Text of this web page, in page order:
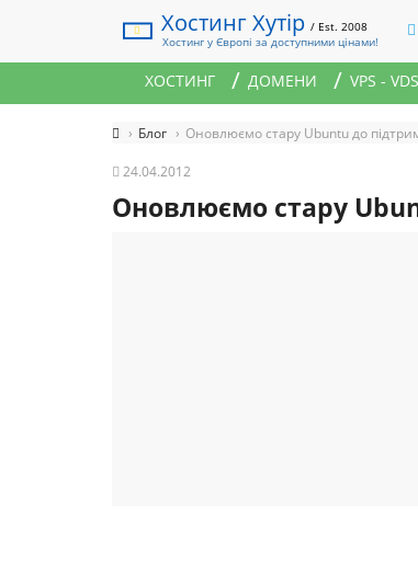
Хостинг Хутір/ Est. 2008
Хостинг у Європі за доступними цінами!
ХОСТИНГ ДОМЕНИ VPS -
Блог Оновлюємо стару Ubuntu до
24.04.2012
Оновлюємо стару